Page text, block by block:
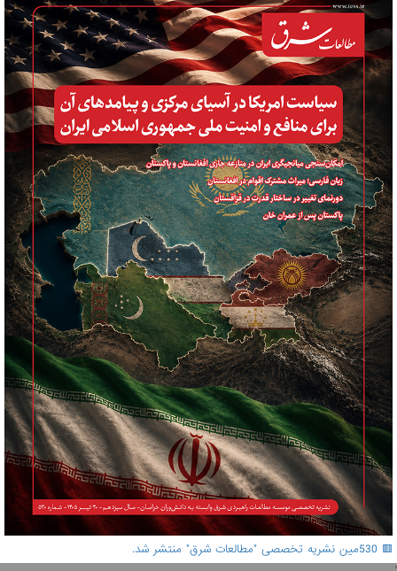
🟥 530مین نشریه تخصصی "مطالعات شرق" منتشر شد.